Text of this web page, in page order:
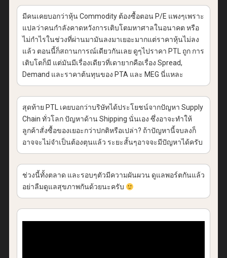
มีคนเคยบอกว่าหุ้น Commodity ต้องซื้อตอน P/E แพงๆเพราะ
แปลว่าคนกำลังคาดหวังการเติบโตมหาศาลในอนาคต หรือ
ไม่กำไรในช่วงที่ผ่านมามันลงมาเยอะมากแต่ราคาหุ้นไม่ลง
แล้ว ตอนนี้ก็สถานการณ์เดียวกันเลย ดูๆไปราคา PTL ถูก การ
เติบโตก็มี แต่มันมีเรื่องเดียวที่เดายากคือเรื่อง Spread,
Demand และราคาต้นทุนของ PTA และ MEG นี่แหละ
สุดท้าย PTL เคยบอกว่าบริษัทได้ประโยชน์จากปัญหา Supply
Chain ทั่วโลก ปัญหาด้าน Shipping นั่นเอง ซึ่งอาจะทำให้
ลูกค้าสั่งซื้อของเยอะกว่าปกติหรือเปล่า? ถ้าปัญหานี้จบลงก็
อาจจะไม่จำเป็นต้องตุนแล้ว ระยะสั้นๆอาจจะมีปัญหาได้ครับ
ช่วงนี้ทั้งตลาด และรอบๆตัวมีความผันผวน ดูแลพอร์ตกันแล้ว
อย่าลืมดูแลสุขภาพกันด้วยนะครับ